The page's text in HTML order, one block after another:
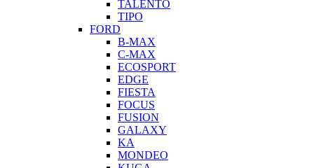
TALENTO
TIPO
FORD
B-MAX
C-MAX
ECOSPORT
EDGE
FIESTA
FOCUS
FUSION
GALAXY
KA
MONDEO